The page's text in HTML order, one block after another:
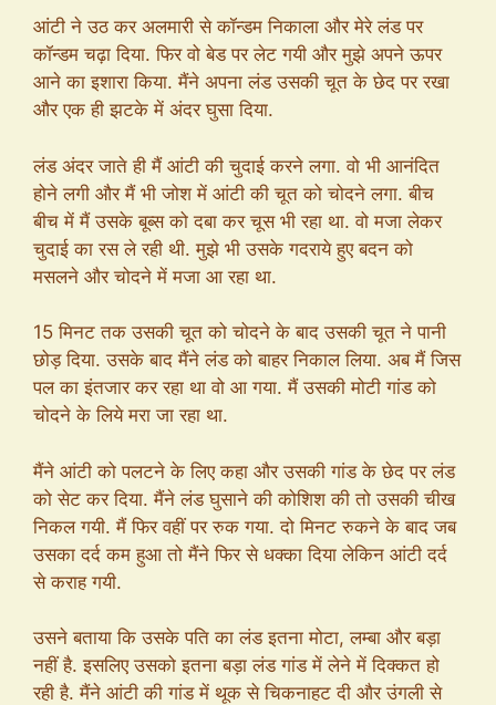
आंटी ने उठ कर अलमारी से कॉन्डम निकाला और मेरे लंड पर
कॉन्डम चढ़ा दिया. फिर वो बेड पर लेट गयी और मुझे अपने ऊपर
आने का इशारा किया. मैंने अपना लंड उसकी चूत के छेद पर रखा
और एक ही झटके में अंदर घुसा दिया.
लंड अंदर जाते ही मैं आंटी की चुदाई करने लगा. वो भी आनंदित
होने लगी और मैं भी जोश में आंटी की चूत को चोदने लगा. बीच
बीच में मैं उसके बूब्स को दबा कर चूस भी रहा था. वो मजा लेकर
चुदाई का रस ले रही थी. मुझे भी उसके गदराये हुए बदन को
मसलने और चोदने में मजा आ रहा था.
15 मिनट तक उसकी चूत को चोदने के बाद उसकी चूत ने पानी
छोड़ दिया. उसके बाद मैंने लंड को बाहर निकाल लिया. अब मैं जिस
पल का इंतजार कर रहा था वो आ गया. मैं उसकी मोटी गांड को
चोदने के लिये मरा जा रहा था.
मैंने आंटी को पलटने के लिए कहा और उसकी गांड के छेद पर लंड
को सेट कर दिया. मैंने लंड घुसाने की कोशिश की तो उसकी चीख
निकल गयी. मैं फिर वहीं पर रुक गया. दो मिनट रुकने के बाद जब
उसका दर्द कम हुआ तो मैंने फिर से धक्का दिया लेकिन आंटी दर्द
से कराह गयी.
उसने बताया कि उसके पति का लंड इतना मोटा, लम्बा और बड़ा
नहीं है. इसलिए उसको इतना बड़ा लंड गांड में लेने में दिक्कत हो
रही है. मैंने आंटी की गांड में थूक से चिकनाहट दी और उंगली से